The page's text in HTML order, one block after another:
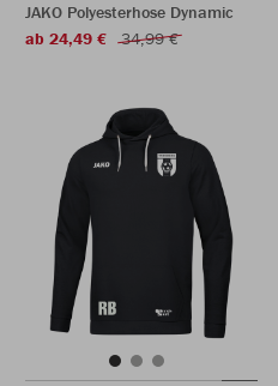
JAKO Polyesterhose Dynamic
ab 24,49 €
34,99 €